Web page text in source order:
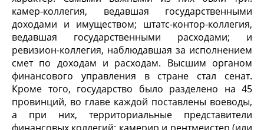
камер-коллегия, ведавшая государственными
доходами и имуществом; штатс-контор-коллегия,
ведавшая государственными расходами; и
ревизион-коллегия, наблюдавшая за исполнением
смет по доходам и расходам. Высшим органом
финансового управления в стране стал сенат.
Кроме того, государство было разделено на 45
провинций, во главе каждой поставлены воеводы,
а при них, территориальные представители